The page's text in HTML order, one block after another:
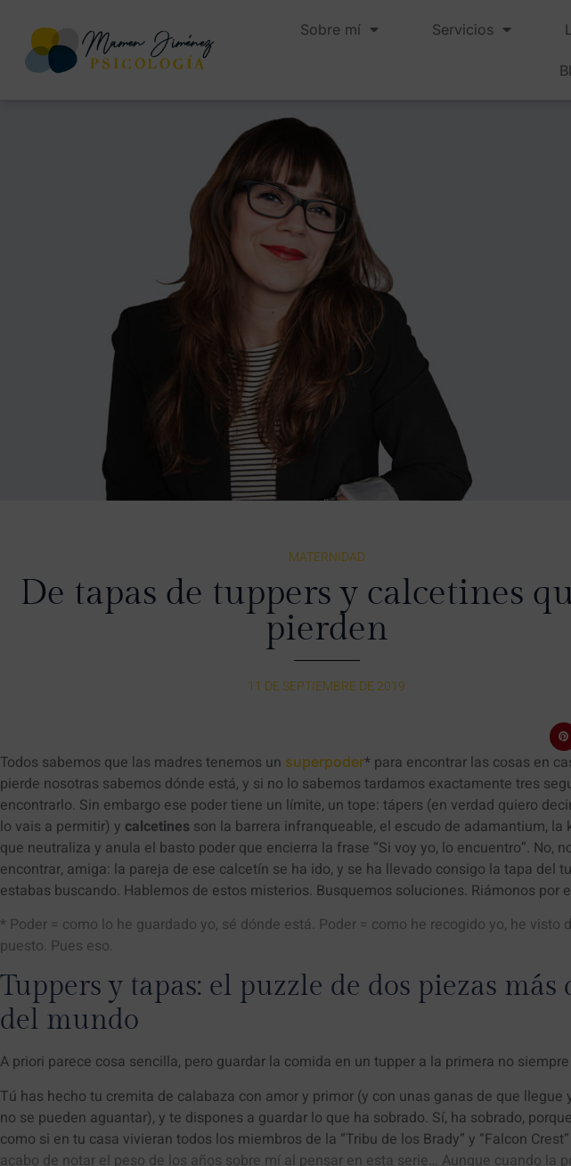
Sobre mí Servicios
MATERNIDAD
De tapas de tuppers y calcetines
pierden
11 DE SEPTIEMBRE DE 2019
Todos sabemos que las madres tenemos un superpoder* para encontrar las cosas en
pierde nosotras sabemos dónde está, y si no lo sabemos tardamos exactamente tres
encontrarlo. Sin embargo ese poder tiene un límite, un tope: tápers (en verdad quiero
lo vais a permitir) y calcetines son la barrera infranqueable, el escudo de adamantium, la
que neutraliza y anula el basto poder que encierra la frase “Si voy yo, lo encuentro”. No,
encontrar, amiga: la pareja de ese calcetín se ha ido, y se ha llevado consigo la tapa del
estabas buscando. Hablemos de estos misterios. Busquemos soluciones. Riámonos por
* Poder = como lo he guardado yo, sé dónde está. Poder = como he recogido yo, he visto
puesto. Pues eso.
Tuppers y tapas: el puzzle de dos piezas
del mundo
A priori parece cosa sencilla, pero guardar la comida en un tupper a la primera no
Tú has hecho tu cremita de calabaza con amor y primor (y con unas ganas de que llegue
no se pueden aguantar), y te dispones a guardar lo que ha sobrado. Sí, ha sobrado,
como si en tu casa vivieran todos los miembros de la “Tribu de los Brady” y “Falcon
acabo de notar el peso de los años sobre mí al pensar en esta serie… Aunque cuando la